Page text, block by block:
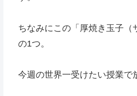
ちなみにこの「厚焼き玉子
の1つ。
今週の世界一受けたい授業